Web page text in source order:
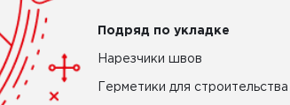
Подряд по укладке
Нарезчики швов
Герметики для строительства